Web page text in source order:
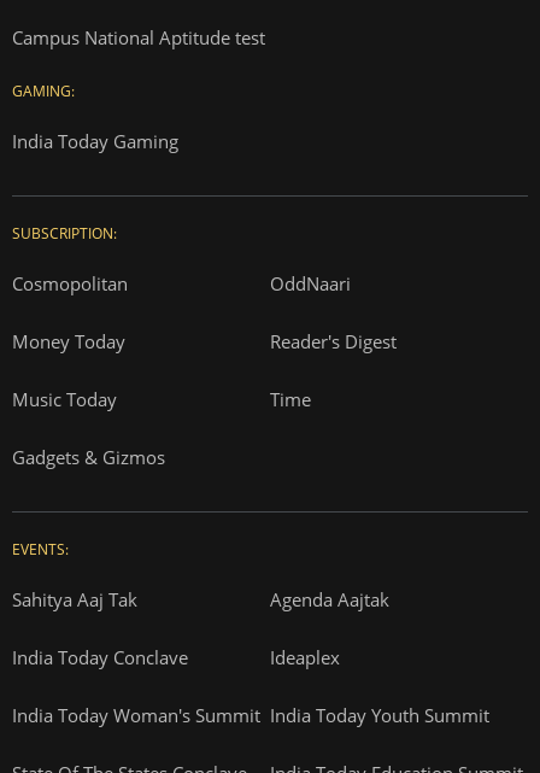
Campus National Aptitude test
GAMING:
India Today Gaming
SUBSCRIPTION:
Cosmopolitan OddNaari
Money Today Reader's Digest
Music Today Time
Gadgets & Gizmos
EVENTS:
Sahitya Aaj Tak Agenda Aajtak
India Today Conclave Ideaplex
India Today Woman's Summit India Today Youth Summit